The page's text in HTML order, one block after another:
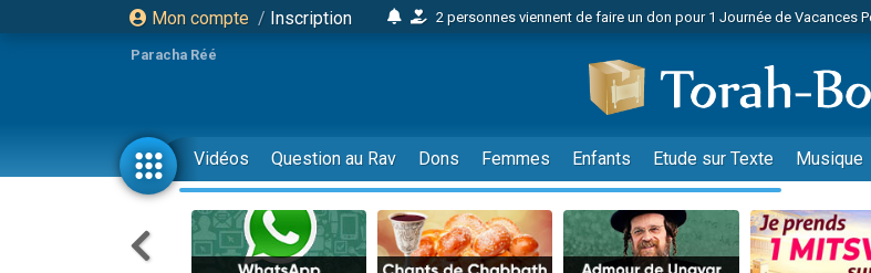
Mon compte / Inscription
2 personnes viennent de faire un don pour 1 Journée de Vacances
4 personnes viennent de nous rejoindre sur WhatsApp
Il reste 49 places pour étudier en groupe sur Zoom
23 personnes viennent de faire un don pour Diane, 80 ans, dans un
Eva vient de donner son Maasser
4 personnes viennent de nous rejoindre sur WhatsApp
3 personnes viennent de nous rejoindre sur WhatsApp
Paracha Réé
Vidéos Question au Rav Dons Femmes Enfants Etude sur Texte Musique